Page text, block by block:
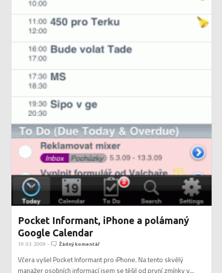
Pocket Informant, iPhone a polámaný
Google Calendar
19. 03. 2009 - Žádný komentář
Včera vyšel Pocket Informant pro iPhone. Na tento skvělý
manažer osobních informací jsem se těšil od první zmínky v...